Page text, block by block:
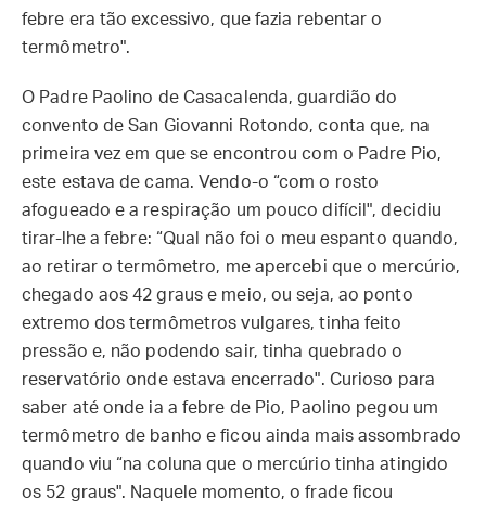
febre era tão excessivo, que fazia rebentar o
termômetro".
O Padre Paolino de Casacalenda, guardião do
convento de San Giovanni Rotondo, conta que, na
primeira vez em que se encontrou com o Padre Pio,
este estava de cama. Vendo-o “com o rosto
afogueado e a respiração um pouco difícil", decidiu
tirar-lhe a febre: “Qual não foi o meu espanto quando,
ao retirar o termômetro, me apercebi que o mercúrio,
chegado aos 42 graus e meio, ou seja, ao ponto
extremo dos termômetros vulgares, tinha feito
pressão e, não podendo sair, tinha quebrado o
reservatório onde estava encerrado". Curioso para
saber até onde ia a febre de Pio, Paolino pegou um
termômetro de banho e ficou ainda mais assombrado
quando viu “na coluna que o mercúrio tinha atingido
os 52 graus". Naquele momento, o frade ficou